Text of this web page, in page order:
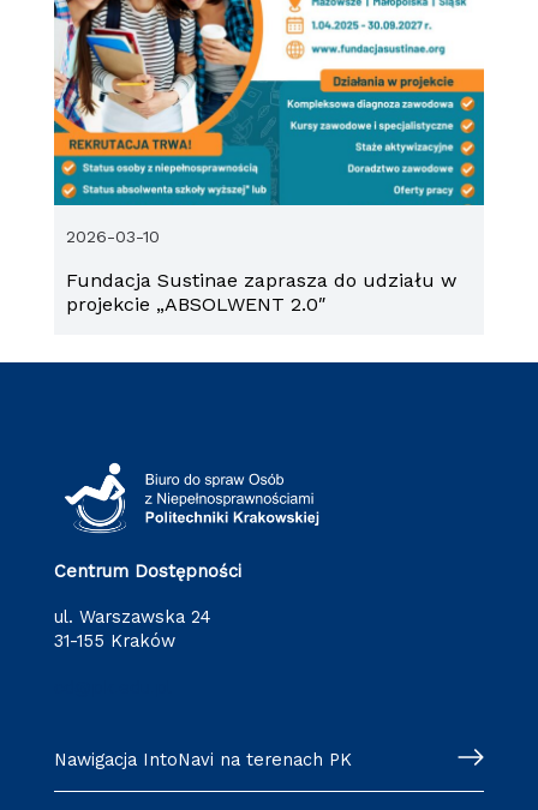
Fundacja Sustinae zaprasza do udziału w
projekcie „ABSOLWENT 2.0″
2026-03-10
Centrum Dostępności
ul. Warszawska 24
31-155 Kraków
Nawigacja IntoNavi na terenach PK